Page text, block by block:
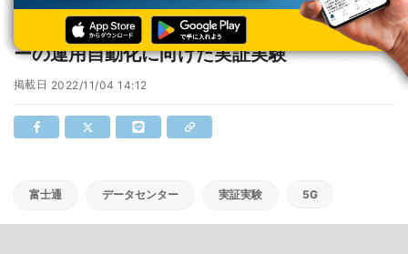
富士通、ローカル5Gを活用したデータセンタ
ーの運用自動化に向けた実証実験
掲載日 2022/11/04 14:12
富士通 データセンター 実証実験 5G